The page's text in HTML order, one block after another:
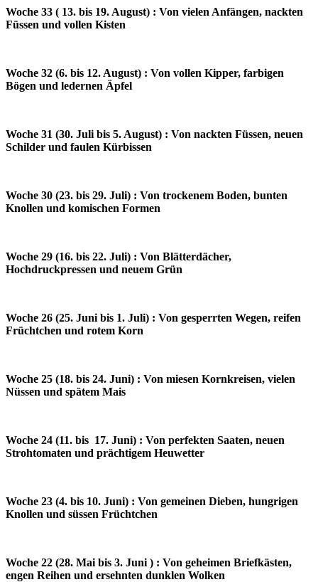
Woche 33 ( 13. bis 19. August) : Von vielen Anfängen, nackten
Füssen und vollen Kisten
Woche 32 (6. bis 12. August) : Von vollen Kipper, farbigen
Bögen und ledernen Äpfel
Woche 31 (30. Juli bis 5. August) : Von nackten Füssen, neuen
Schilder und faulen Kürbissen
Woche 30 (23. bis 29. Juli) : Von trockenem Boden, bunten
Knollen und komischen Formen
Woche 29 (16. bis 22. Juli) : Von Blätterdächer,
Hochdruckpressen und neuem Grün
Woche 26 (25. Juni bis 1. Juli) : Von gesperrten Wegen, reifen
Früchtchen und rotem Korn
Woche 25 (18. bis 24. Juni) : Von miesen Kornkreisen, vielen
Nüssen und spätem Mais
Woche 24 (11. bis 17. Juni) : Von perfekten Saaten, neuen
Strohtomaten und prächtigem Heuwetter
Woche 23 (4. bis 10. Juni) : Von gemeinen Dieben, hungrigen
Knollen und süssen Früchtchen
Woche 22 (28. Mai bis 3. Juni ) : Von geheimen Briefkästen,
engen Reihen und ersehnten dunklen Wolken